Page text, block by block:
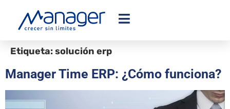
Etiqueta:solución erp
Manager Time ERP: ¿Cómo funciona?